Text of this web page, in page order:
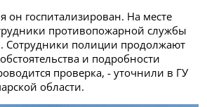
он госпитализирован. На месте
противопожарной службы
Сотрудники полиции продолжают
и подробности
проверка, - уточнили в ГУ
области.